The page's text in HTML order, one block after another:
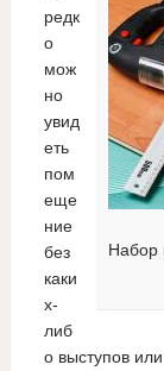
Набор
редк
о
мож
но
увид
еть
пом
еще
ние
без
каки
х-
либ
о выступов